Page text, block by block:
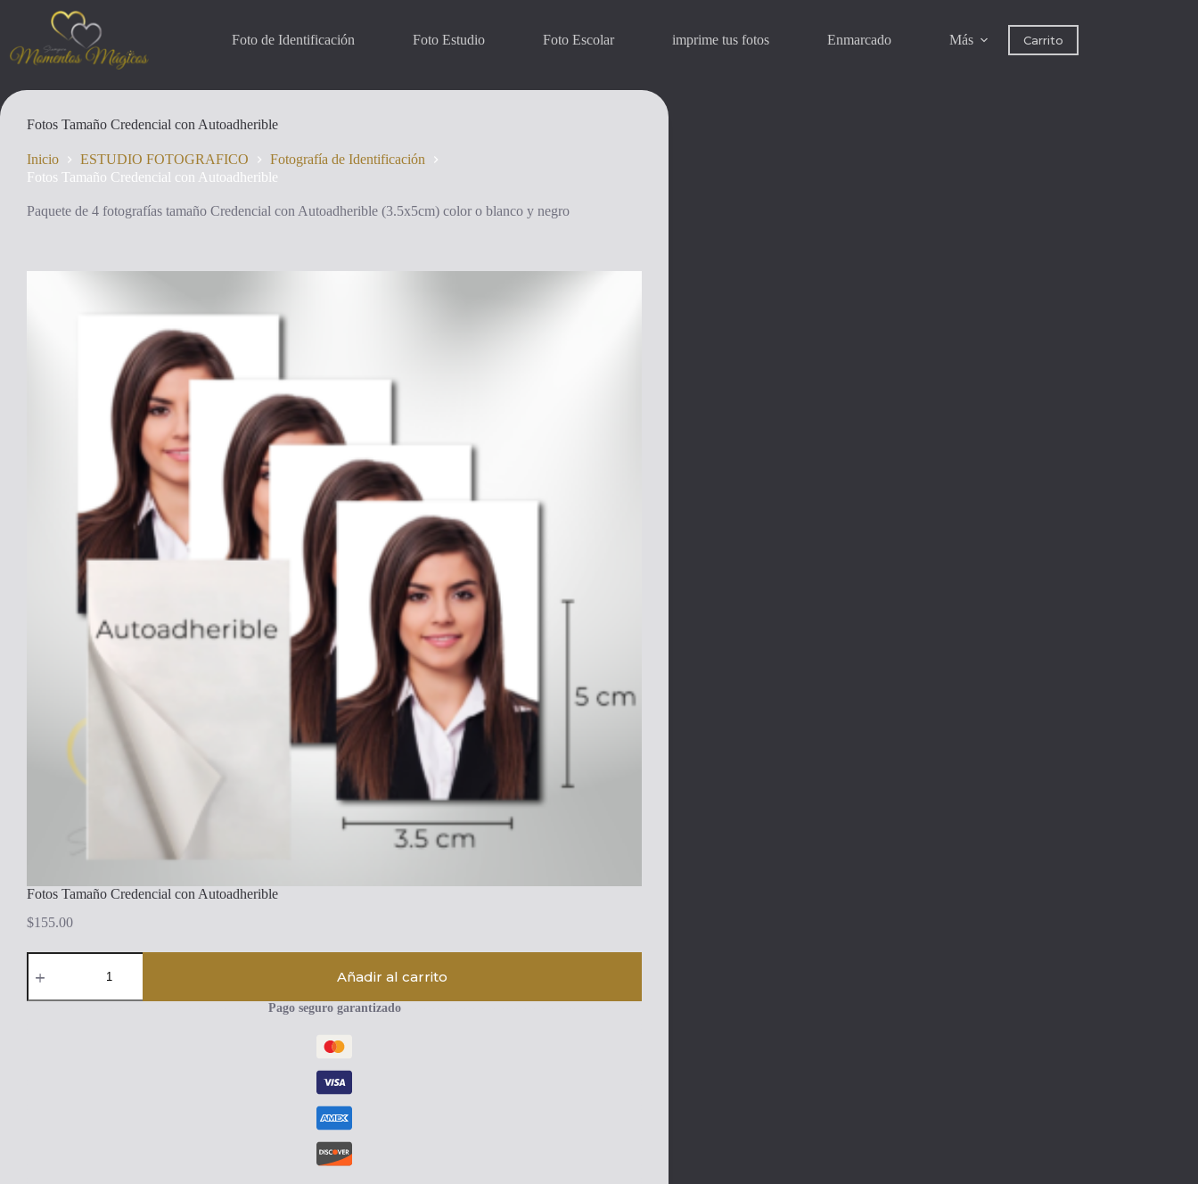
Foto de Identificación Foto Estudio Foto Escolar imprime tus fotos Enmarcado Más Carrito
Fotos Tamaño Credencial con Autoadherible
Inicio ESTUDIO FOTOGRAFICO
Fotografía de Identificación
Fotos Tamaño Credencial con Autoadherible
Paquete de 4 fotografías tamaño Credencial con Autoadherible (3.5x5cm) color o blanco y negro
Fotos Tamaño Credencial con Autoadherible
$155.00
Fotos
Tamaño
con
Añadir al carrito
Pago seguro garantizado